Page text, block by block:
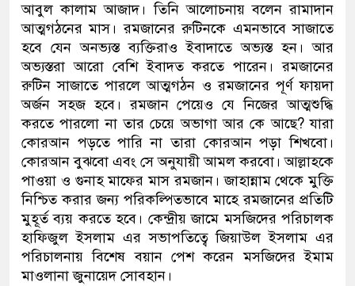
আবুল কালাম আজাদ। তিনি আলোচনায় বলেন রামাদান
আত্মগঠনের মাস। রমজানের রুটিনকে এমনভাবে সাজাতে
হবে যেন অনভ্যস্ত ব্যক্তিরাও ইবাদাতে অভ্যস্ত হন। আর
অভ্যস্তরা আরো বেশি ইবাদত করতে পারেন। রমজানের
রুটিন সাজাতে পারলে আত্মগঠন ও রমজানের পূর্ণ ফায়দা
অর্জন সহজ হবে। রমজান পেয়েও যে নিজের আত্মশুদ্ধি
করতে পারলো না তার চেয়ে অভাগা আর কে আছে? যারা
কোরআন পড়তে পারি না তারা কোরআন পড়া শিখবো।
কোরআন বুঝবো এবং সে অনুযায়ী আমল করবো। আল্লাহকে
পাওয়া ও গুনাহ মাফের মাস রমজান। জাহান্নাম থেকে মুক্তি
নিশ্চিত করার জন্য পরিকল্পিতভাবে মাহে রমজানের প্রতিটি
মুহূর্ত ব্যয় করতে হবে। কেন্দ্রীয় জামে মসজিদের পরিচালক
হাফিজুল ইসলাম এর সভাপতিত্বে জিয়াউল ইসলাম এর
পরিচালনায় বিশেষ বয়ান পেশ করেন মসজিদের ইমাম
মাওলানা জুনায়েদ সোবহান।